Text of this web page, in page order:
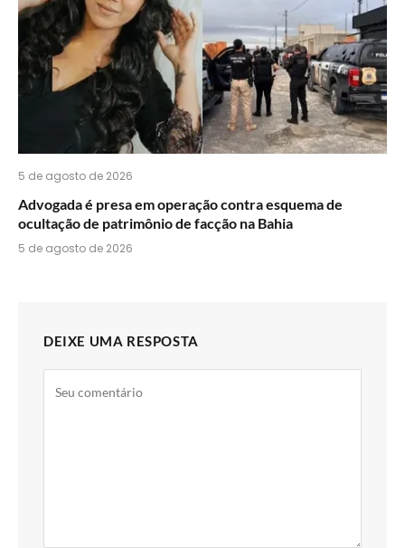
5 de agosto de 2026
Advogada é presa em operação contra esquema de
ocultação de patrimônio de facção na Bahia
5 de agosto de 2026
DEIXE UMA RESPOSTA